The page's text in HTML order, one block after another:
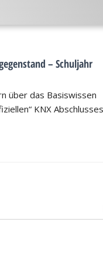
– Schuljahr
über das Basiswissen
KNX